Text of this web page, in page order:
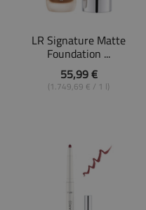
LR Signature Matte
Foundation ...
55,99 €
(1.749,69 € / 1 l)